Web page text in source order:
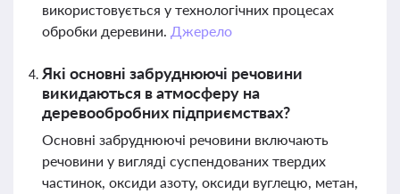
використовується у технологічних процесах
обробки деревини. Джерело
Які основні забруднюючі речовини
викидаються в атмосферу на
деревообробних підприємствах?
Основні забруднюючі речовини включають
речовини у вигляді суспендованих твердих
частинок, оксиди азоту, оксиди вуглецю, метан,